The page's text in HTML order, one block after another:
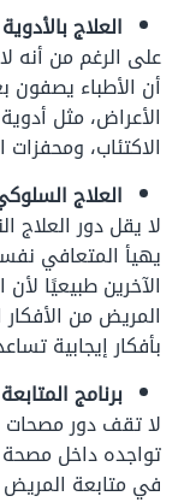
العلاج بالأدوية
على الرغم من أنه
أن الأطباء
الأعراض، مثل
الاكتئاب،
العلاج
لا يقل دور
يهيأ المتعافي
الآخرين طبيعيًا
المريض من الأفكار
بأفكار إيجابية
برنامج المتابعة
لا تقف دور مصحات
تواجده داخل مصحة
في متابعة